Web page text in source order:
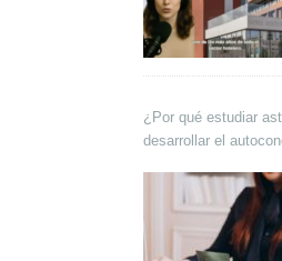
¿Por qué estudiar
desarrollar el